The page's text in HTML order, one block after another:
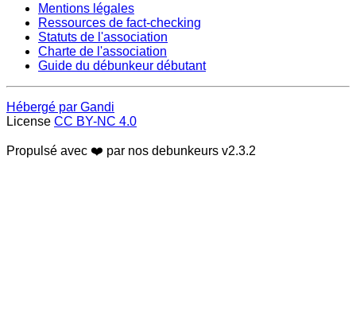
Mentions légales
Ressources de fact-checking
Statuts de l'association
Charte de l'association
Guide du débunkeur débutant
Hébergé par Gandi
License CC BY-NC 4.0
Propulsé avec ❤️ par nos debunkeurs v2.3.2